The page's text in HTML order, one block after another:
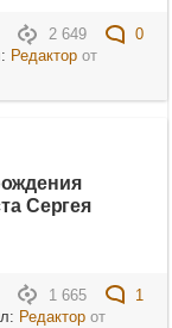
2 649
0
Редакторот
Сергея
1 665
1
Редакторот